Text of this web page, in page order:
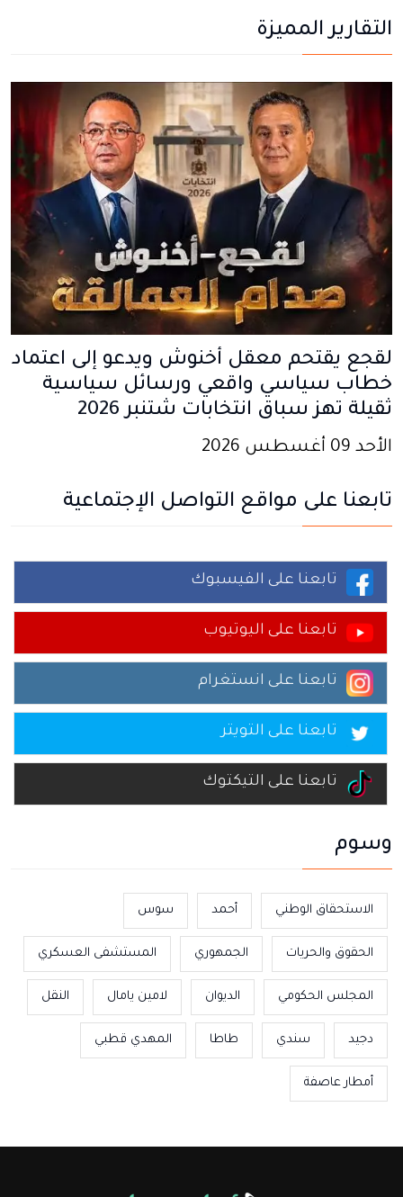
التقارير المميزة
لقجع يقتحم معقل أخنوش ويدعو إلى اعتماد
خطاب سياسي واقعي ورسائل سياسية
ثقيلة تهز سباق انتخابات شتنبر 2026
الأحد 09 أغسطس 2026
تابعنا على مواقع التواصل الإجتماعية
تابعنا على الفيسبوك
تابعنا على اليوتيوب
تابعنا على انستغرام
تابعنا على التويتر
تابعنا على التيكتوك
وسوم
الاستحقاق الوطني أحمد سوس
الحقوق والحريات الجمهوري المستشفى العسكري
المجلس الحكومي الديوان لامين يامال النقل
دجيد سندي طاطا المهدي قطبي
أمطار عاصفة